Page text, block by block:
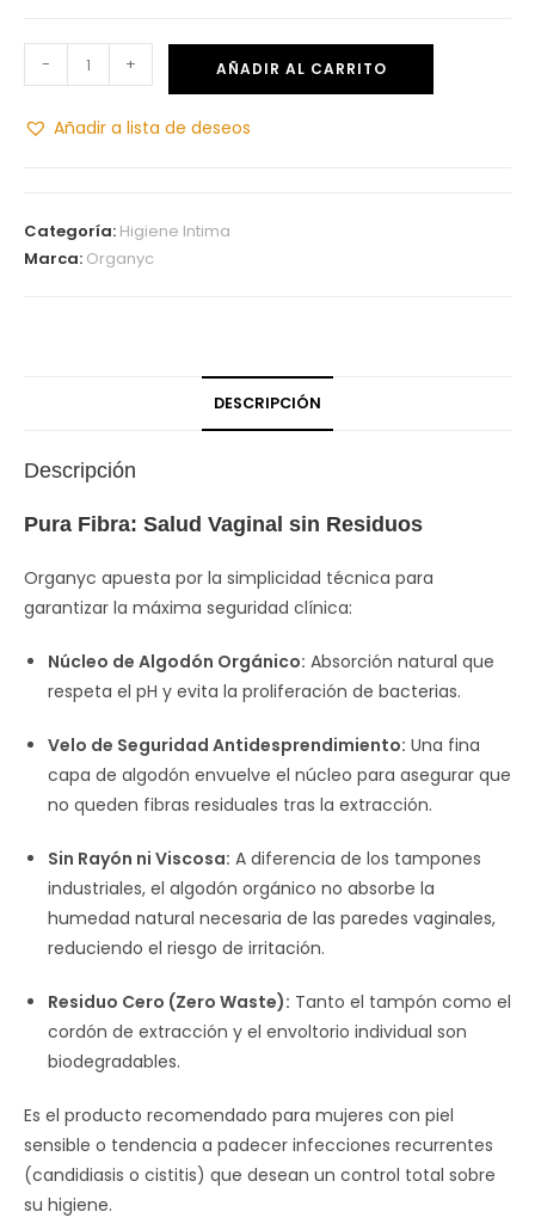
- + AÑADIR AL CARRITO
Añadir a lista de deseos
Categoría: Higiene Intima
Marca: Organyc
DESCRIPCIÓN
Descripción
Pura Fibra: Salud Vaginal sin Residuos
Organyc apuesta por la simplicidad técnica para
garantizar la máxima seguridad clínica:
Núcleo de Algodón Orgánico: Absorción natural que
respeta el pH y evita la proliferación de bacterias.
Velo de Seguridad Antidesprendimiento: Una fina
capa de algodón envuelve el núcleo para asegurar que
no queden fibras residuales tras la extracción.
Sin Rayón ni Viscosa: A diferencia de los tampones
industriales, el algodón orgánico no absorbe la
humedad natural necesaria de las paredes vaginales,
reduciendo el riesgo de irritación.
Residuo Cero (Zero Waste): Tanto el tampón como el
cordón de extracción y el envoltorio individual son
biodegradables.
Es el producto recomendado para mujeres con piel
sensible o tendencia a padecer infecciones recurrentes
(candidiasis o cistitis) que desean un control total sobre
su higiene.